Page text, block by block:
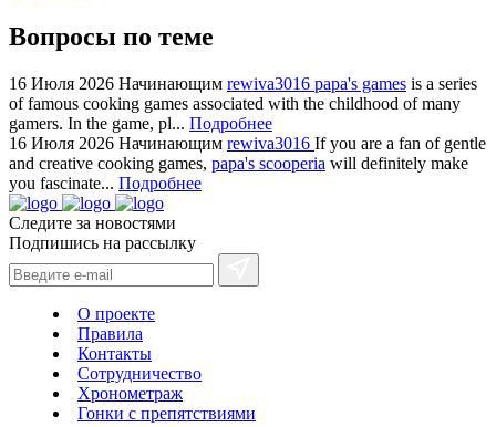
Вопросы по теме
16 Июля 2026 Начинающим rewiva3016 papa's games is a series
of famous cooking games associated with the childhood of many
gamers. In the game, pl... Подробнее
16 Июля 2026 Начинающим rewiva3016 If you are a fan of gentle
and creative cooking games, papa's scooperia will definitely make
you fascinate... Подробнее
Следите за новостями
Подпишись на рассылку
О проекте
Правила
Контакты
Сотрудничество
Хронометраж
Гонки с препятствиями